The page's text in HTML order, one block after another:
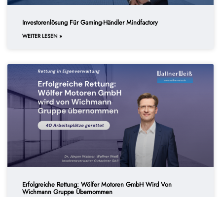
Investorenlösung Für Gaming-Händler Mindfactory
WEITER LESEN »
Erfolgreiche Rettung: Wölfer Motoren GmbH Wird Von
Wichmann Gruppe Übernommen